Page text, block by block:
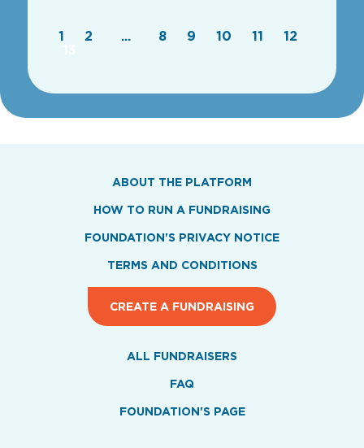
1 2 ... 8 9 10 11
12
ABOUT THE PLATFORM
HOW TO RUN A FUNDRAISING
FOUNDATION'S PRIVACY NOTICE
TERMS AND CONDITIONS
CREATE A FUNDRAISING
ALL FUNDRAISERS
FAQ
FOUNDATION'S PAGE